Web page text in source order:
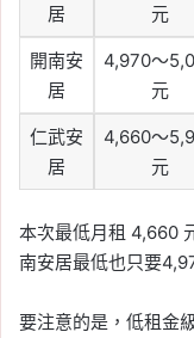
居
元
開南安
居
4,970～
元
仁武安
居
4,660～
元
本次最低月租 4,660
南安居最低也只要
要注意的是，低租金